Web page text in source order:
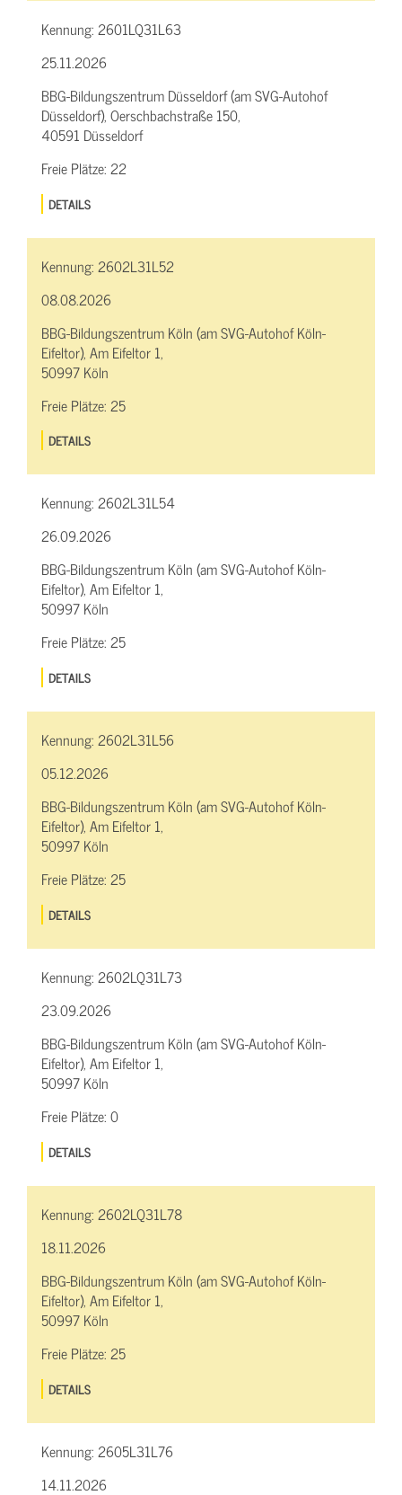
Kennung:2601LQ31L63
25.11.2026
BBG-Bildungszentrum Düsseldorf (am SVG-Autohof
Düsseldorf), Oerschbachstraße 150,
40591 Düsseldorf
Freie Plätze:22
DETAILS
Kennung:2602L31L52
08.08.2026
BBG-Bildungszentrum Köln (am SVG-Autohof Köln-
Eifeltor), Am Eifeltor 1,
50997 Köln
Freie Plätze:25
DETAILS
Kennung:2602L31L54
26.09.2026
BBG-Bildungszentrum Köln (am SVG-Autohof Köln-
Eifeltor), Am Eifeltor 1,
50997 Köln
Freie Plätze:25
DETAILS
Kennung:2602L31L56
05.12.2026
BBG-Bildungszentrum Köln (am SVG-Autohof Köln-
Eifeltor), Am Eifeltor 1,
50997 Köln
Freie Plätze:25
DETAILS
Kennung:2602LQ31L73
23.09.2026
BBG-Bildungszentrum Köln (am SVG-Autohof Köln-
Eifeltor), Am Eifeltor 1,
50997 Köln
Freie Plätze:0
DETAILS
Kennung:2602LQ31L78
18.11.2026
BBG-Bildungszentrum Köln (am SVG-Autohof Köln-
Eifeltor), Am Eifeltor 1,
50997 Köln
Freie Plätze:25
DETAILS
Kennung:2605L31L76
14.11.2026